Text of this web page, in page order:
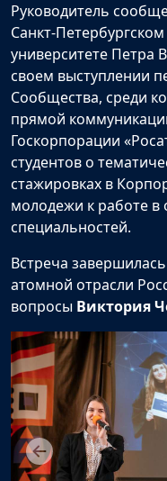
Руководитель
Санкт-
университете Петра
своем выступлении
Сообщества, среди
прямой
Госкорпорации
студентов о
стажировках в
молодежи к работе в
специальностей.
Встреча
атомной отрасли
вопросы Виктория